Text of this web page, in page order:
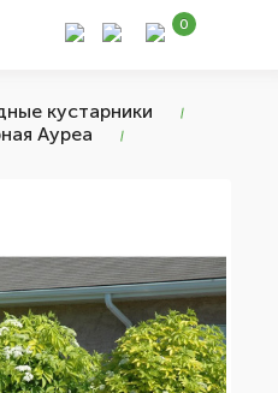
0
кустарники
Ауреа